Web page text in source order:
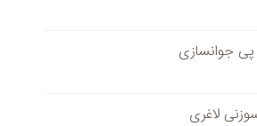
پی جوانسازی
لاغری